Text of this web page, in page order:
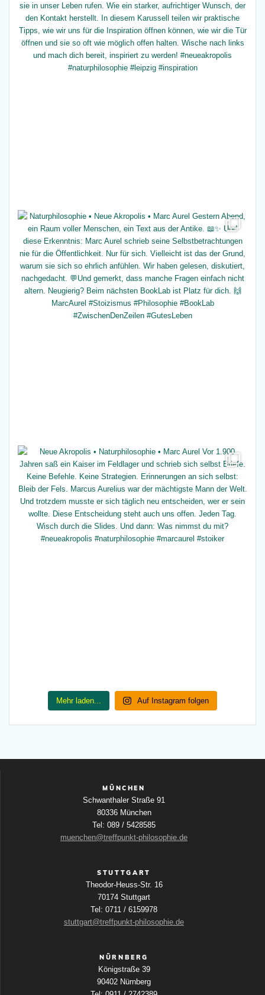
Mehr laden... Auf Instagram folgen
MÜNCHEN
Schwanthaler Straße 91
80336 München
Tel: 089 / 5428585
muenchen@treffpunkt-philosophie.de
STUTTGART
Theodor-Heuss-Str. 16
70174 Stuttgart
Tel: 0711 / 6159978
stuttgart@treffpunkt-philosophie.de
NÜRNBERG
Königstraße 39
90402 Nürnberg